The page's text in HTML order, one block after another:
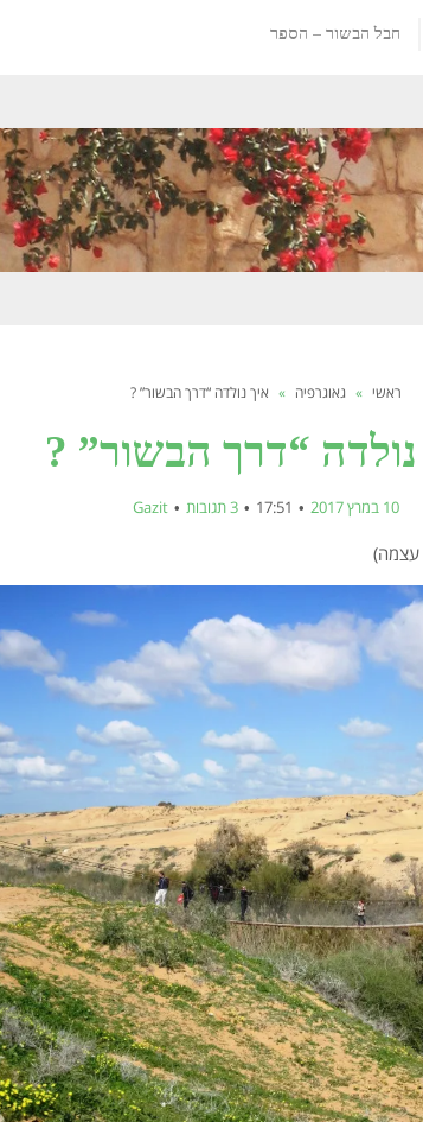
חבל הבשור – הספר
ראשי » גאוגרפיה » איך נולדה “דרך הבשור” ?
“דרך הבשור” ?
10 במרץ 2017 17:51 3 תגובות Gazit
עצמה)